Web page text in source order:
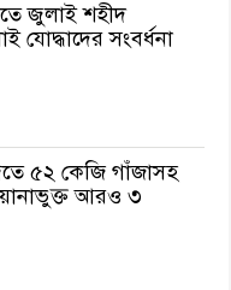
জুলাই শহীদ
যোদ্ধাদের সংবর্ধনা
৫২ কেজি গাঁজাসহ
আরও ৩